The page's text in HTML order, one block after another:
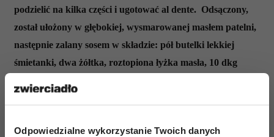
Odpowiedzialne wykorzystanie Twoich danych
podzielić na kilka części i ugotować al dente. Odsączony,
został ułożony w głębokiej, wysmarowanej masłem patelni,
następnie zalany sosem w składzie: pół butelki lekkiej
śmietanki, dwa żółtka, roztopiona łyżka masła, 10 dkg
Już, już wydawałam jarzynę, gdy rozdarł się telefon. Dzwoniła